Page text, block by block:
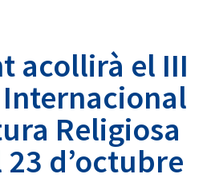
acollirà el III
Internacional
Religiosa
d’octubre